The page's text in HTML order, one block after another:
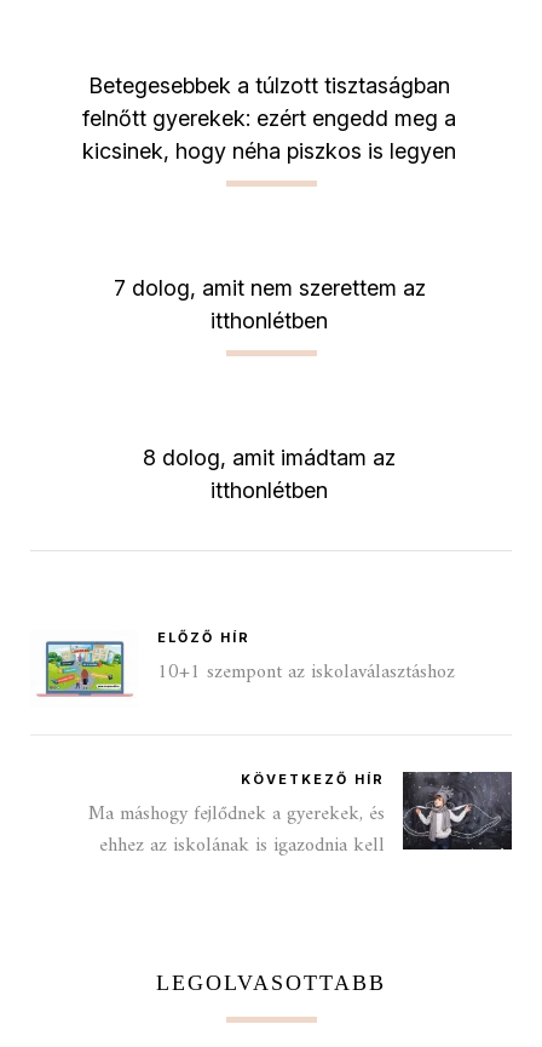
Betegesebbek a túlzott tisztaságban
felnőtt gyerekek: ezért engedd meg a
kicsinek, hogy néha piszkos is legyen
7 dolog, amit nem szerettem az
itthonlétben
8 dolog, amit imádtam az
itthonlétben
ELŐZŐ HÍR
10+1 szempont az iskolaválasztáshoz
KÖVETKEZŐ HÍR
Ma máshogy fejlődnek a gyerekek, és
ehhez az iskolának is igazodnia kell
LEGOLVASOTTABB